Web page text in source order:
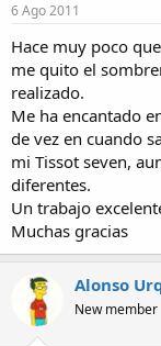
6 Ago 2011
Hace muy poco
me quito el
realizado.
Me ha encantado
de vez en cuando
mi Tissot seven,
diferentes.
Un trabajo
Muchas gracias
Alonso
New member